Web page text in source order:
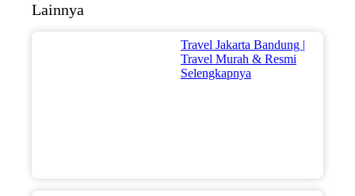
Lainnya
Travel Jakarta Bandung |
Travel Murah & Resmi
Selengkapnya